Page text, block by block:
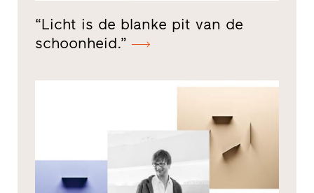
“Licht is de blanke pit van de
schoonheid.”